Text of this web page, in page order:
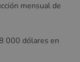
mensual de
000 dólares en